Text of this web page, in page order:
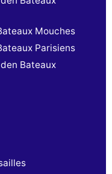
Mouches
Parisiens
Bateaux